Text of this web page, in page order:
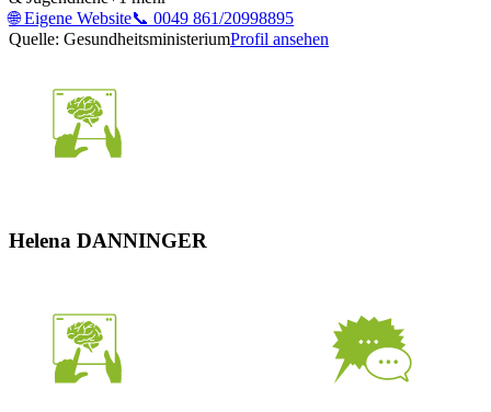
🌐Eigene Website📞 0049 861/20998895
Quelle: GesundheitsministeriumProfil ansehen
Helena DANNINGER